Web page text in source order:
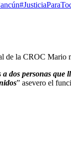
de la CROC Mario
dos personas
” asevero el